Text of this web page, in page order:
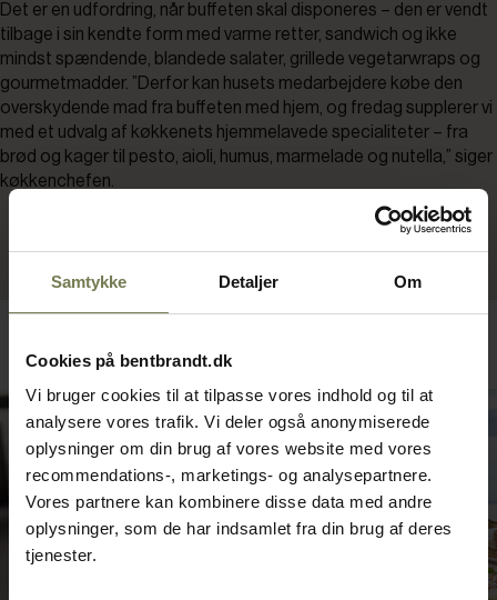
Samtykke Detaljer Om
Cookies på bentbrandt.dk
Vi bruger cookies til at tilpasse vores indhold og til at
analysere vores trafik. Vi deler også anonymiserede
oplysninger om din brug af vores website med vores
recommendations-, marketings- og analysepartnere.
Vores partnere kan kombinere disse data med andre
oplysninger, som de har indsamlet fra din brug af deres
tjenester.
Det er en udfordring, når buffeten skal disponeres – den er vendt
tilbage i sin kendte form med varme retter, sandwich og ikke
mindst spændende, blandede salater, grillede vegetarwraps og
gourmetmadder. ”Derfor kan husets medarbejdere købe den
overskydende mad fra buffeten med hjem, og fredag supplerer vi
med et udvalg af køkkenets hjemmelavede specialiteter – fra
brød og kager til pesto, aioli, humus, marmelade og nutella,” siger
køkkenchefen.